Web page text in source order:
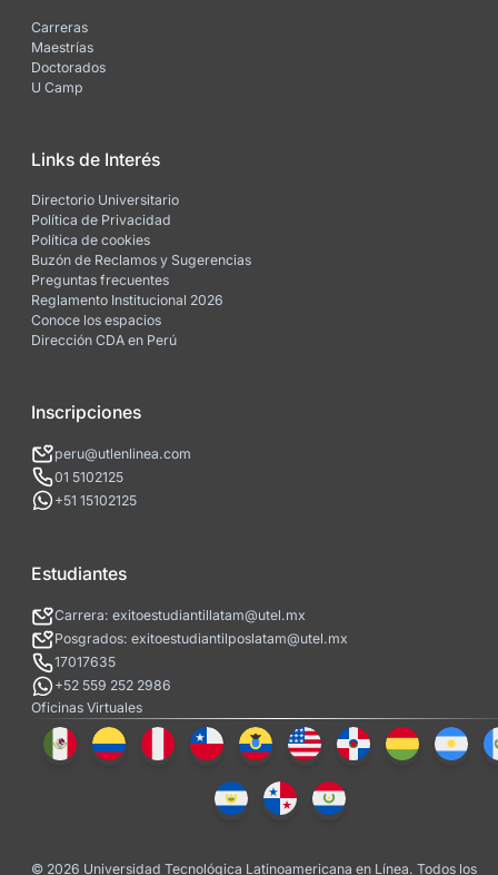
Carreras
Maestrías
Doctorados
U Camp
Links de Interés
Directorio Universitario
Política de Privacidad
Política de cookies
Buzón de Reclamos y Sugerencias
Preguntas frecuentes
Reglamento Institucional 2026
Conoce los espacios
Dirección CDA en Perú
Inscripciones
peru@utlenlinea.com
01 5102125
+51 15102125
Estudiantes
Carrera: exitoestudiantillatam@utel.mx
Posgrados: exitoestudiantilposlatam@utel.mx
17017635
+52 559 252 2986
Oficinas Virtuales
© 2026 Universidad Tecnológica Latinoamericana en Línea. Todos los